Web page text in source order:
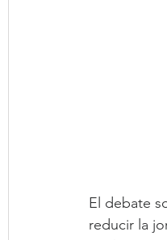
El debate
reducir la